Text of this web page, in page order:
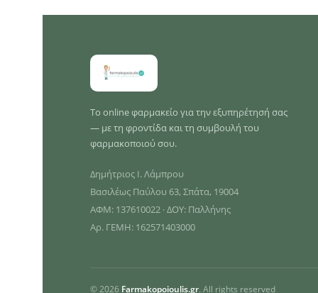
Το online φαρμακείο για την εξυπηρέτησή σας
— με τη φροντίδα και τη συμβουλή του
φαρμακοποιού σου.
Δημήτριος Ι. Λάμπρου
Βασιλέως Παύλου 63, Σπάτα, 19004
ΑΦΜ: 137610022 · ΔΟΥ: Παλλήνης
Αρ. ΓΕΜΗ: 162571403000
© 2026 Farmakopoioulis.gr. All rights reserved